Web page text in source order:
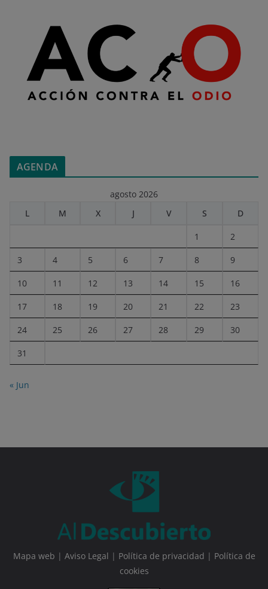
AGENDA
agosto 2026
L
M X J V S D
1 2
3 4 5 6 7 8 9
10 11 12 13 14 15 16
17 18 19 20 21 22 23
24 25 26 27 28 29 30
31
« Jun
Mapa web | Aviso Legal | Política de privacidad | Política de
cookies